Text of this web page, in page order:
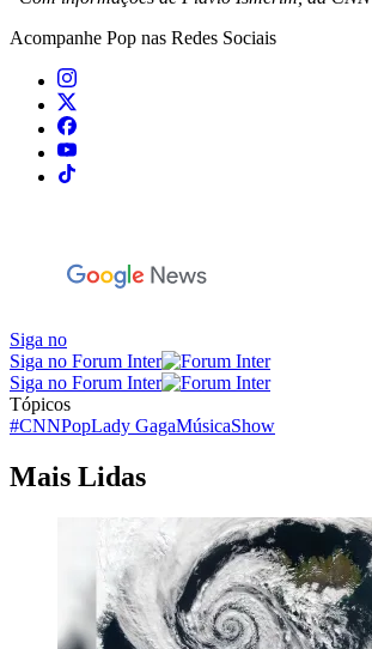
Acompanhe Pop nas Redes Sociais
Siga no
Siga no Forum Inter
Siga no Forum Inter
Tópicos
#CNNPopLady GagaMúsicaShow
Mais Lidas